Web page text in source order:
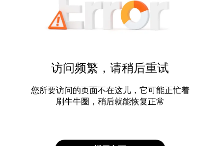
访问频繁，请稍后重试
您所要访问的页面不在这儿，它可能正忙着
刷牛牛圈，稍后就能恢复正常